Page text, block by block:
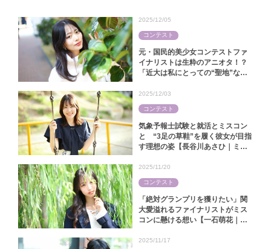
元・国民的美少女コンテストファ
イナリストは生粋のアニオタ！？
「近大は私にとっての“聖地”なん
2025】
2025/12/05
コンテスト
気象予報士試験と就活とミスコン
と “3足の草鞋”を履く彼女が目指
す理想の姿【長谷川あさひ｜ミス
2025/12/03
コンテスト
「絶対グランプリを獲りたい」関
大愛溢れるファイナリストがミス
コンに懸ける想い【一石萌花｜ミ
2025/11/20
コンテスト
2025/11/17